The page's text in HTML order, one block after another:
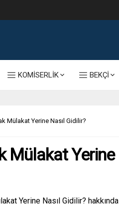
KOMİSERLİK BEKÇİ
Mülakat Yerine Nasıl Gidilir?
Mülakat Yerine
Yerine Nasıl Gidilir? hakkında